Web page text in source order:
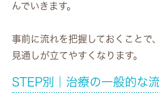
んでいきます。
事前に流れを把握しておくことで
見通しが立てやすくなります。
STEP別｜治療の一般的な